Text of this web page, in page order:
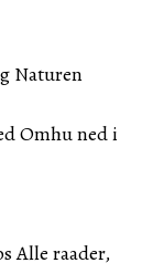
Naturen
Omhu ned i
Alle raader,